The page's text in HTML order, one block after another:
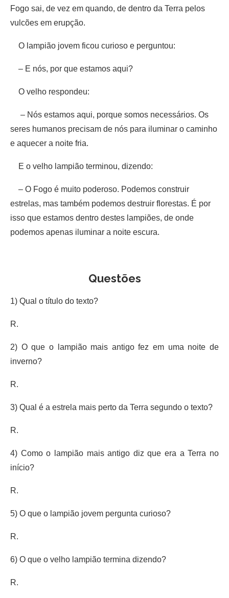
Fogo sai, de vez em quando, de dentro da Terra pelos
vulcões em erupção.
O lampião jovem ficou curioso e perguntou:
– E nós, por que estamos aqui?
O velho respondeu:
– Nós estamos aqui, porque somos necessários. Os
seres humanos precisam de nós para iluminar o caminho
e aquecer a noite fria.
E o velho lampião terminou, dizendo:
– O Fogo é muito poderoso. Podemos construir
estrelas, mas também podemos destruir florestas. É por
isso que estamos dentro destes lampiões, de onde
podemos apenas iluminar a noite escura.
Questões
1) Qual o título do texto?
R.
2) O que o lampião mais antigo fez em uma noite de
inverno?
R.
3) Qual é a estrela mais perto da Terra segundo o texto?
R.
4) Como o lampião mais antigo diz que era a Terra no
início?
R.
5) O que o lampião jovem pergunta curioso?
R.
6) O que o velho lampião termina dizendo?
R.